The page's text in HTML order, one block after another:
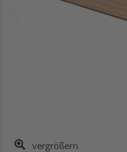
vergrößern